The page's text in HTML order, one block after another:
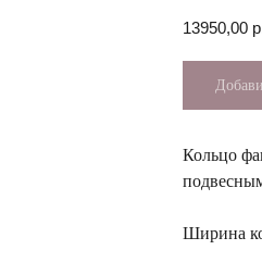
13950,00
Кольцо
Ширина